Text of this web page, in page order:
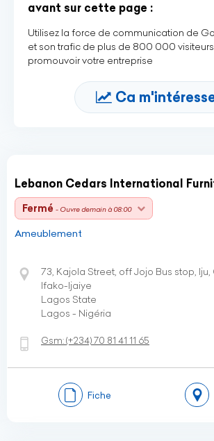
avant sur cette page :
Utilisez la force de communication de
et son trafic de plus de 800 000
promouvoir votre entreprise
Ca
Lebanon Cedars International
Fermé - Ouvre demain à 08:00
Ameublement
73, Kajola Street, off Jojo Bus stop,
Ifako-Ijaiye
Lagos State
Lagos - Nigéria
Gsm:(+234)70 81 41 11 65
Fiche